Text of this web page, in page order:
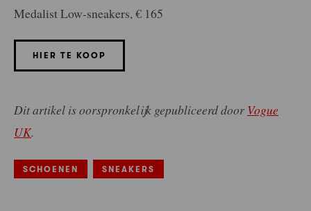
Medalist Low-sneakers, € 165
HIER TE KOOP
Dit artikel is oorspronkelijk gepubliceerd door Vogue
UK.
SCHOENEN SNEAKERS